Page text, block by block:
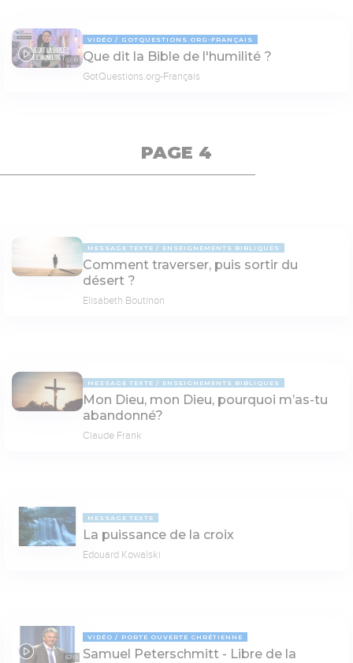
03:10
VIDÉO GOTQUESTIONS.ORG-FRANÇAIS
Que dit la Bible de l'humilité ?
GotQuestions.org-Français
PAGE 4
MESSAGE TEXTE ENSEIGNEMENTS BIBLIQUES
Comment traverser, puis sortir du
désert ?
Elisabeth Boutinon
MESSAGE TEXTE ENSEIGNEMENTS BIBLIQUES
Mon Dieu, mon Dieu, pourquoi m’as-tu
abandonné?
Claude Frank
MESSAGE TEXTE
La puissance de la croix
Edouard Kowalski
62:01
VIDÉO PORTE OUVERTE CHRÉTIENNE
Samuel Peterschmitt - Libre de la